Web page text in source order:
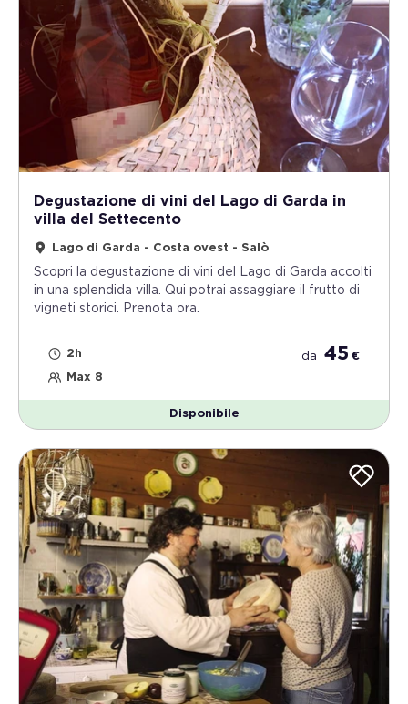
Degustazione di vini del Lago di Garda in
villa del Settecento
Lago di Garda - Costa ovest - Salò
Scopri la degustazione di vini del Lago di Garda accolti
in una splendida villa. Qui potrai assaggiare il frutto di
vigneti storici. Prenota ora.
2h
Max 8
da 45 €
Disponibile